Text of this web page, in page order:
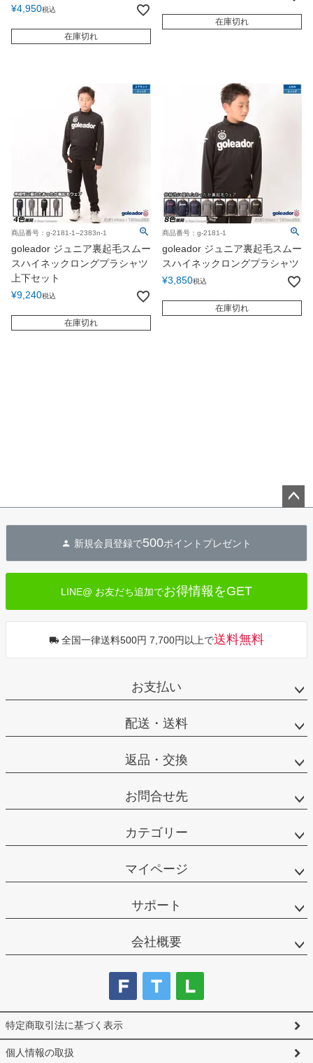
¥4,950税込
在庫切れ
在庫切れ
商品番号：g-2181-1--2383n-1
goleador ジュニア裏起毛スムー
スハイネックロングプラシャツ
上下セット
¥9,240税込
在庫切れ
商品番号：g-2181-1
goleador ジュニア裏起毛スムー
スハイネックロングプラシャツ
¥3,850税込
在庫切れ
へ
新規会員登録で500ポイントプレゼント
LINE@ お友だち追加でお得情報をGET
全国一律送料500円 7,700円以上で送料無料
お支払い
配送・送料
返品・交換
お問合せ先
カテゴリー
マイページ
サポート
会社概要
特定商取引法に基づく表示
個人情報の取扱